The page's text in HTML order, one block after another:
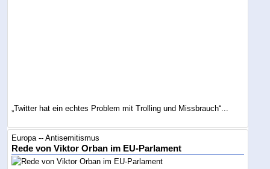
„Twitter hat ein echtes Problem mit Trolling und Missbrauch“...
Europa -- Antisemitismus
Rede von Viktor Orban im EU-Parlament